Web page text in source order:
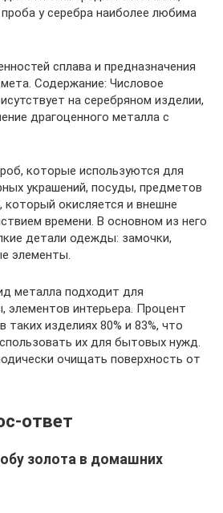
у серебра наиболее любима
сплава и предназначения
Содержание: Числовое
на серебряном изделии,
драгоценного металла с
которые используются для
украшений, посуды, предметов
который окисляется и внешне
времени. В основном из него
детали одежды: замочки,
элементы.
металла подходит для
элементов интерьера. Процент
таких изделиях 80% и 83%, что
их для бытовых нужд.
очищать поверхность от
ответ
золота в домашних